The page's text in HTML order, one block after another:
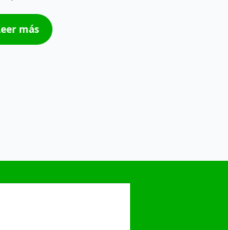
más